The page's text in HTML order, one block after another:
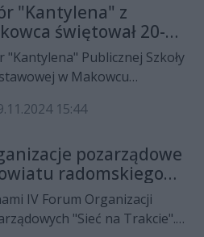
osoby trafiły do szpitala.
15-letni pasażer zmarł.
"Kantylena" z
świętował 20-
istnienia
"Kantylena" Publicznej Szkoły
w Makowcu
odbył się koncert, podczas
oraz soliści chóru.
15:44
pozarządowe
radomskiego
o współpracy
IV Forum Organizacji
"Sieć na Trakcie".